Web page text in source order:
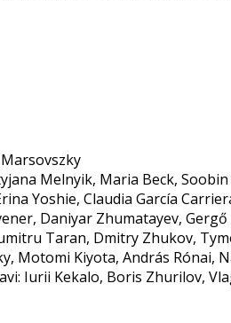
Melnyik, Maria Beck, Soobin
Yoshie, Claudia García
Daniyar Zhumatayev,
Taran, Dmitry Zhukov,
Motomi Kiyota, András Rónai,
Iurii Kekalo, Boris Zhurilov,